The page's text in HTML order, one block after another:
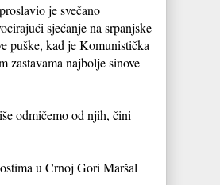
je svečano
sjećanje na srpanjske
puške, kad je Komunistička
zastavama najbolje sinove
odmičemo od njih, čini
u Crnoj Gori Maršal